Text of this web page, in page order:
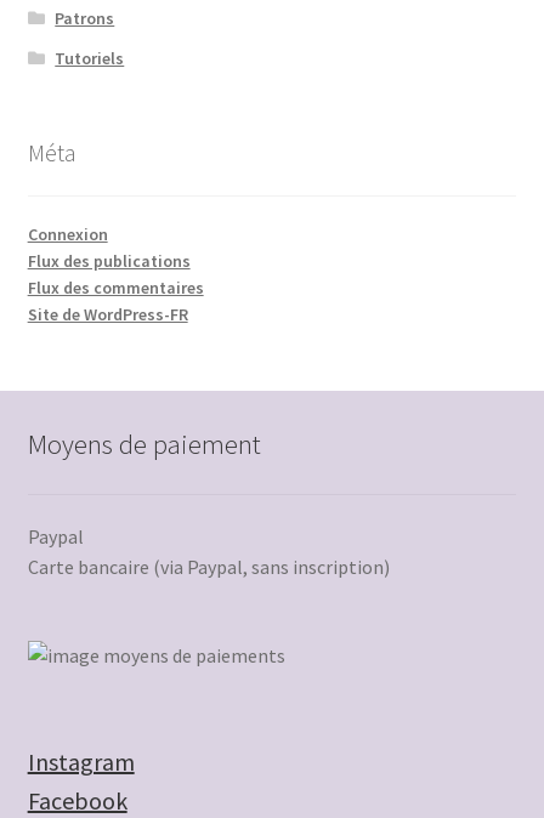
Patrons
Tutoriels
Méta
Connexion
Flux des publications
Flux des commentaires
Site de WordPress-FR
Moyens de paiement
Paypal
Carte bancaire (via Paypal, sans inscription)
Instagram
Facebook